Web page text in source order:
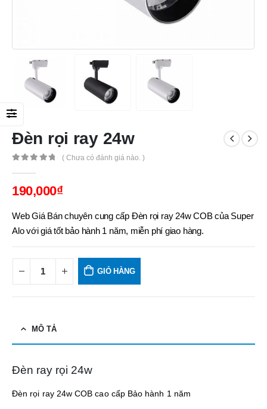
Đèn rọi ray 24w
( Chưa có đánh giá nào. )
190,000₫
Web Giá Bán chuyên cung cấp Đèn rọi ray 24w COB của Super
Alo với giá tốt bảo hành 1 năm, miễn phí giao hàng.
GIỎ HÀNG
MÔ TẢ
Đèn ray rọi 24w
Đèn rọi ray 24w COB cao cấp Bảo hành 1 năm